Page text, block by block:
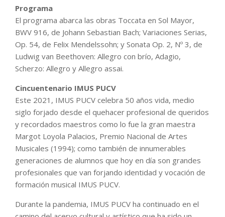
Programa
El programa abarca las obras Toccata en Sol Mayor,
BWV 916, de Johann Sebastian Bach; Variaciones Serias,
Op. 54, de Felix Mendelssohn; y Sonata Op. 2, Nº 3, de
Ludwig van Beethoven: Allegro con brío, Adagio,
Scherzo: Allegro y Allegro assai.
Cincuentenario IMUS PUCV
Este 2021, IMUS PUCV celebra 50 años vida, medio
siglo forjado desde el quehacer profesional de queridos
y recordados maestros como lo fue la gran maestra
Margot Loyola Palacios, Premio Nacional de Artes
Musicales (1994); como también de innumerables
generaciones de alumnos que hoy en día son grandes
profesionales que van forjando identidad y vocación de
formación musical IMUS PUCV.
Durante la pandemia, IMUS PUCV ha continuado en el